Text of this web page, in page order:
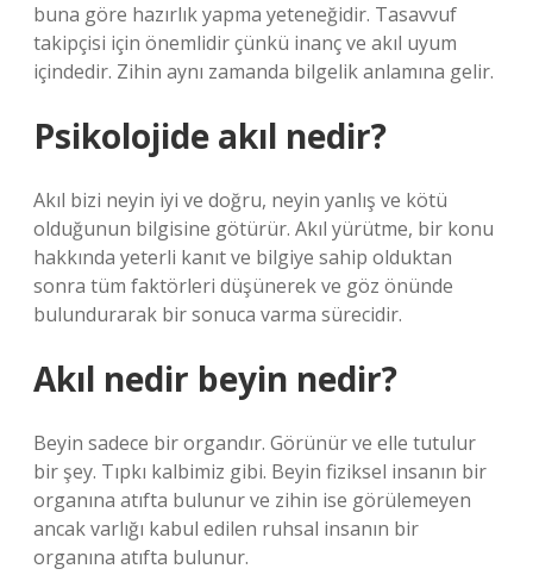
buna göre hazırlık yapma yeteneğidir. Tasavvuf
takipçisi için önemlidir çünkü inanç ve akıl uyum
içindedir. Zihin aynı zamanda bilgelik anlamına gelir.
Psikolojide akıl nedir?
Akıl bizi neyin iyi ve doğru, neyin yanlış ve kötü
olduğunun bilgisine götürür. Akıl yürütme, bir konu
hakkında yeterli kanıt ve bilgiye sahip olduktan
sonra tüm faktörleri düşünerek ve göz önünde
bulundurarak bir sonuca varma sürecidir.
Akıl nedir beyin nedir?
Beyin sadece bir organdır. Görünür ve elle tutulur
bir şey. Tıpkı kalbimiz gibi. Beyin fiziksel insanın bir
organına atıfta bulunur ve zihin ise görülemeyen
ancak varlığı kabul edilen ruhsal insanın bir
organına atıfta bulunur.